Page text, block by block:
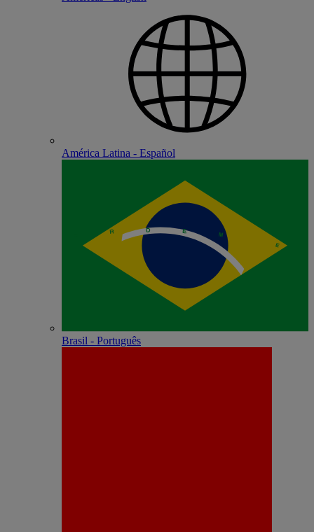
América Latina - Español
Brasil - Português